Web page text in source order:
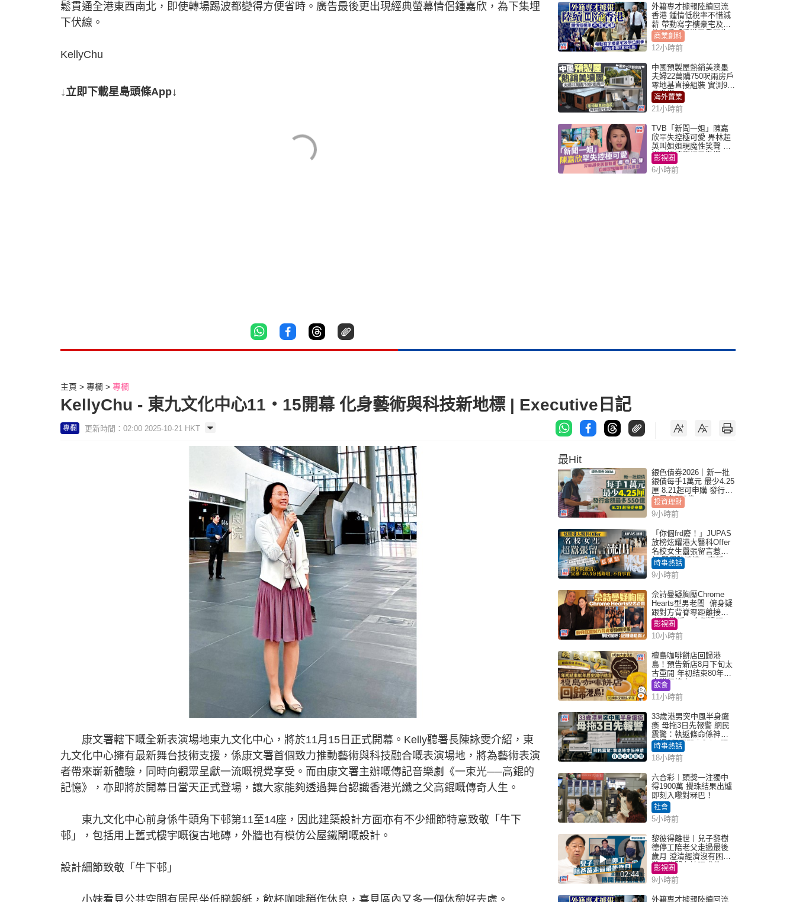
鬆貫通全港東西南北，即使轉場踢波都變得方便省時。廣告最後更出現經典螢幕情侶鍾嘉欣，為下集埋
下伏線。
KellyChu
↓立即下載星島頭條App↓
外籍專才據報陸續回流
香港 鍾情低稅率不惜減
薪 帶動寫字樓豪宅及學
位競爭「香港已重現生
機」
商業創科
12小時前
中國預製屋熱銷美澳墨
夫婦22萬購750呎兩房戶
零地基直接組裝 實測9個
月激讚
海外置業
21小時前
TVB「新聞一姐」陳嘉
欣罕失控極可愛 畀林超
英叫姐姐現魔性笑聲 自
嘲是姨姨獲網民激讚
影視圈
6小時前
主頁 專欄 專欄
KellyChu - 東九文化中心11‧15開幕 化身藝術與科技新地標 | Executive日記
專欄 更新時間：02:00 2025-10-21 HKT
康文署轄下嘅全新表演場地東九文化中心，將於11月15日正式開幕。Kelly聽署長陳詠雯介紹，東
九文化中心擁有最新舞台技術支援，係康文署首個致力推動藝術與科技融合嘅表演場地，將為藝術表演
者帶來嶄新體驗，同時向觀眾呈獻一流嘅視覺享受。而由康文署主辦嘅傳記音樂劇《一束光──高錕的
記憶》，亦即將於開幕日當天正式登場，讓大家能夠透過舞台認識香港光纖之父高錕嘅傳奇人生。
東九文化中心前身係牛頭角下邨第11至14座，因此建築設計方面亦有不少細節特意致敬「牛下
邨」，包括用上舊式樓宇嘅復古地磚，外牆也有模仿公屋鐵閘嘅設計。
設計細節致敬「牛下邨」
小妹看見公共空間有居民坐低睇報紙，飲杯咖啡稍作休息，喜見區內又多一個休憩好去處。
最Hit
銀色債券2026｜新一批
銀債每手1萬元 最少4.25
厘 8.21起可申購 發行金
額最多550億
投資理財
9小時前
「你個frd廢！」JUPAS
放榜炫耀港大醫科Offer
名校女生囂張留言惹眾
怒 醫學院澄清：宣稱
「40.5分獲錄取」不符事
實｜Juicy叮
時事熱話
9小時前
佘詩曼疑胸壓Chrome
Hearts型男老闆 俯身疑
跟對方背脊零距離接觸
網民驚呼：企側邊唔
得？
影視圈
10小時前
檀島咖啡餅店回歸港
島！預告新店8月下旬太
古重開 年初結束80年歷
史灣仔總店
飲食
11小時前
33歲港男突中風半身癱
瘓 母拖3日先報警 網民
震驚：執返條命係神蹟
自爆2個惡習｜Juicy叮
時事熱話
18小時前
六合彩︱頭獎一注獨中
得1900萬 攪珠結果出爐
即刻入嚟對冧巴！
社會
5小時前
02:44
黎彼得離世丨兒子黎樹
德停工陪老父走過最後
歲月 澄清經濟沒有困
難：傳聞有誇張成份
影視圈
9小時前
外籍專才據報陸續回流